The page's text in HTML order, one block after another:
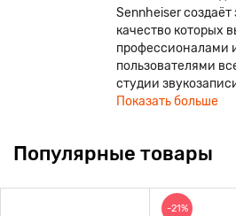
Sennheiser
качество которых
профессионалами
пользователями
студии
Показать больше
Популярные товары
-21%